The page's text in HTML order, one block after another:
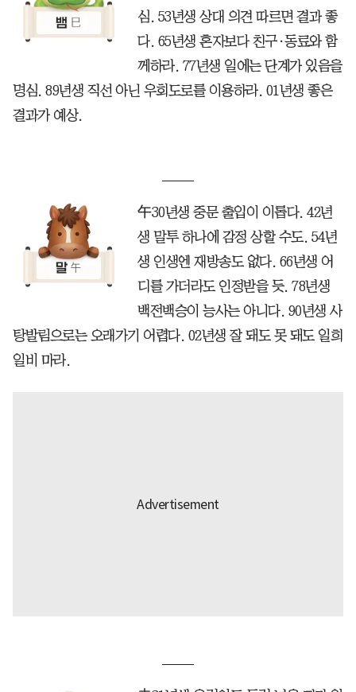
심. 53년생 상대 의견 따르면 결과 좋
다. 65년생 혼자보다 친구·동료와 함
께하라. 77년생 일에는 단계가 있음을
명심. 89년생 직선 아닌 우회도로를 이용하라. 01년생 좋은
결과가 예상.
午30년생 중문 출입이 이롭다. 42년
생 말투 하나에 감정 상할 수도. 54년
생 인생엔 재방송도 없다. 66년생 어
디를 가더라도 인정받을 듯. 78년생
백전백승이 능사는 아니다. 90년생 사
탕발림으로는 오래가기 어렵다. 02년생 잘 돼도 못 돼도 일희
일비 마라.